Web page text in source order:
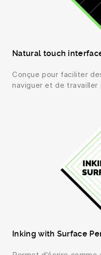
Natural touch
Conçue pour faciliter
naviguer et de travailler
Inking with Surface